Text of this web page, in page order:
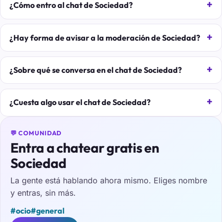
¿Cómo entro al chat de Sociedad?
¿Hay forma de avisar a la moderación de Sociedad?
¿Sobre qué se conversa en el chat de Sociedad?
¿Cuesta algo usar el chat de Sociedad?
💬 COMUNIDAD
Entra a chatear gratis en
Sociedad
La gente está hablando ahora mismo. Eliges nombre
y entras, sin más.
#ocio#general